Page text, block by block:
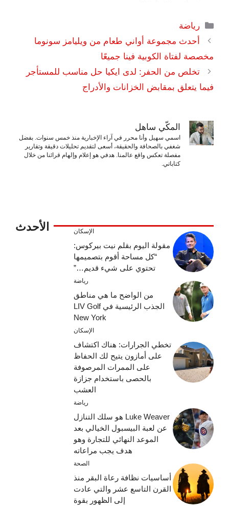
التصنيفات
رياضة
أحدث مجموعة أواني طعام من ويليامز سونوما
مخصصة لفتاة الكوبية فينا جميعًا
تخلص من الحفر: لدى ايكيا حل مناسب للمستأجر
فيما يتعلق بمقابض الخزانات والأدراج
المكّي ساهل
اسمي سهيل وأنا محرر في آراء الإخبارية منذ خمس سنوات. بفضل
شغفي بالصحافة والحقيقة، أسعى لتقديم تحليلات دقيقة وتقارير
مفصلة تعكس واقع عالمنا. هدفي هو إعلام وإلهام قرائنا من خلال
كتاباتي.
الأحدث الإسكان
مقولة اليوم بقلم نيت بيركوس:
“كل مساحة أقوم بتصميمها
تحتوي على شيء قديم…”
رياضة
من الواضح ما هي مناطق
الجذب الرئيسية في LIV Golf
New York
الإسكان
تخطي الجرارات: هناك اكتشاف
على أمازون يتيح لك الحفاظ
على الممرات المرصوفة
بالحصى باستخدام جزازة
العشب
رياضة
Luke Weaver هو سلك التنازل
عن لعبة البيسبول الخيالي بعد
الموعد النهائي للتجارة وهو
هدف يجب مراعاته
الصحة
أساسيات نظافة رعاة البقر منذ
القرن التاسع عشر والتي عادت
إلى الظهور بقوة